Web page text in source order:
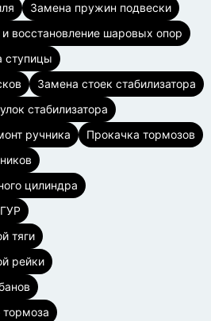
Замена пружин подвески
восстановление шаровых опор
ступицы
Замена стоек стабилизатора
стабилизатора
ручника
Прокачка тормозов
цилиндра
тяги
рейки
тормоза